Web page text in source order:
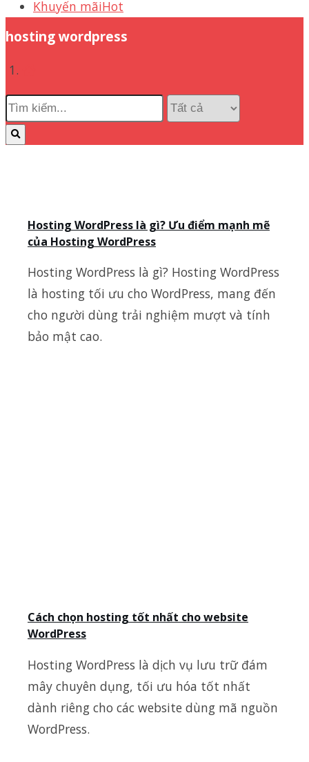
Khuyến mãiHot
hosting wordpress
Hosting WordPress là gì? Ưu điểm mạnh mẽ
của Hosting WordPress
Hosting WordPress là gì? Hosting WordPress
là hosting tối ưu cho WordPress, mang đến
cho người dùng trải nghiệm mượt và tính
bảo mật cao.
Cách chọn hosting tốt nhất cho website
WordPress
Hosting WordPress là dịch vụ lưu trữ đám
mây chuyên dụng, tối ưu hóa tốt nhất
dành riêng cho các website dùng mã nguồn
WordPress.